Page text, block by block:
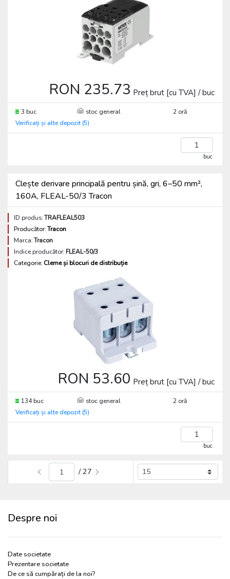
RON 235.73 Preț brut [cu TVA] / buc
3 buc stoc general
2 oră
Verificați și alte depozit (5)
buc
Clește derivare principală pentru șină, gri, 6–50 mm²,
160A, FLEAL-50/3 Tracon
ID produs:TRAFLEAL503
Producător:Tracon
Marca:Tracon
Indice producător:FLEAL-50/3
Categorie: Cleme și blocuri de distribuție
RON 53.60 Preț brut [cu TVA] / buc
134 buc stoc general
2 oră
Verificați și alte depozit (5)
buc
/ 27
Despre noi
Date societate
Prezentare societate
De ce să cumpărați de la noi?